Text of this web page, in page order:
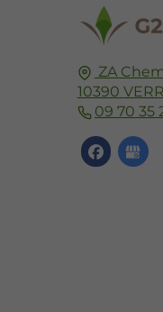
ZA
10390
09 70 35